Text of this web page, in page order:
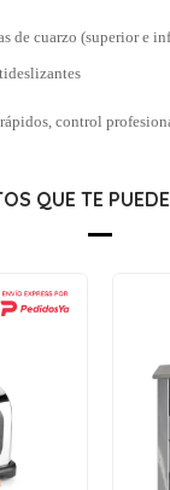
de cuarzo (superior e
control
QUE TE